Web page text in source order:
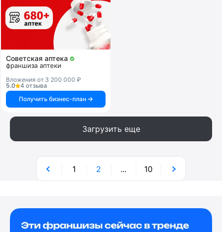
Советская аптека
франшиза аптеки
Вложения от 3 200 000 ₽
5.0
4 отзыва
Получить бизнес-план
Загрузить еще
1 2 ... 10